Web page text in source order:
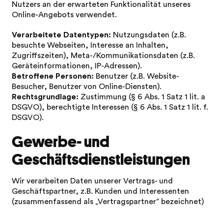
Nutzers an der erwarteten Funktionalität unseres
Online-Angebots verwendet.
Verarbeitete Datentypen: Nutzungsdaten (z.B.
besuchte Webseiten, Interesse an Inhalten,
Zugriffszeiten), Meta-/Kommunikationsdaten (z.B.
Geräteinformationen, IP-Adressen).
Betroffene Personen: Benutzer (z.B. Website-
Besucher, Benutzer von Online-Diensten).
Rechtsgrundlage: Zustimmung (§ 6 Abs. 1 Satz 1 lit. a
DSGVO), berechtigte Interessen (§ 6 Abs. 1 Satz 1 lit. f.
DSGVO).
Gewerbe- und
Geschäftsdienstleistungen
Wir verarbeiten Daten unserer Vertrags- und
Geschäftspartner, z.B. Kunden und Interessenten
(zusammenfassend als „Vertragspartner“ bezeichnet)